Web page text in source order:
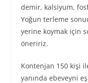
demir, kalsiyum,
Yoğun terleme
yerine koymak için
öneririz.
Kontenjan 150 kişi
yanında ebeveyni